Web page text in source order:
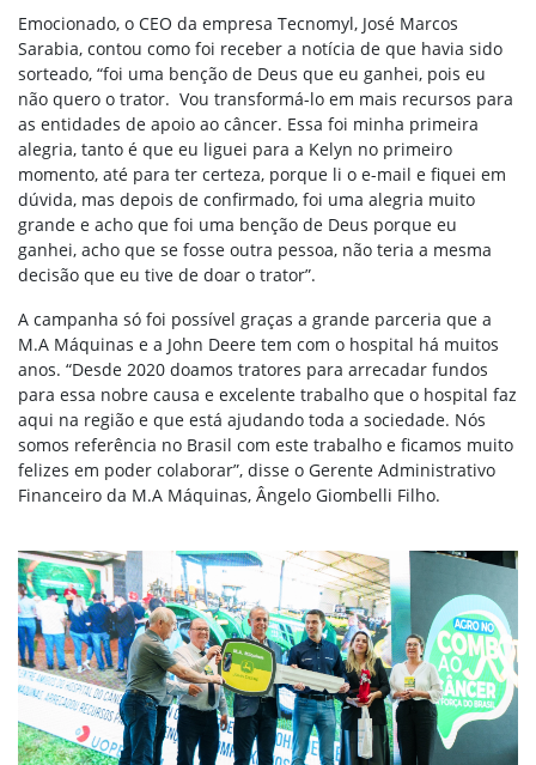
Emocionado, o CEO da empresa Tecnomyl, José Marcos
Sarabia, contou como foi receber a notícia de que havia sido
sorteado, “foi uma benção de Deus que eu ganhei, pois eu
não quero o trator. Vou transformá-lo em mais recursos para
as entidades de apoio ao câncer. Essa foi minha primeira
alegria, tanto é que eu liguei para a Kelyn no primeiro
momento, até para ter certeza, porque li o e-mail e fiquei em
dúvida, mas depois de confirmado, foi uma alegria muito
grande e acho que foi uma benção de Deus porque eu
ganhei, acho que se fosse outra pessoa, não teria a mesma
decisão que eu tive de doar o trator”.
A campanha só foi possível graças a grande parceria que a
M.A Máquinas e a John Deere tem com o hospital há muitos
anos. “Desde 2020 doamos tratores para arrecadar fundos
para essa nobre causa e excelente trabalho que o hospital faz
aqui na região e que está ajudando toda a sociedade. Nós
somos referência no Brasil com este trabalho e ficamos muito
felizes em poder colaborar”, disse o Gerente Administrativo
Financeiro da M.A Máquinas, Ângelo Giombelli Filho.